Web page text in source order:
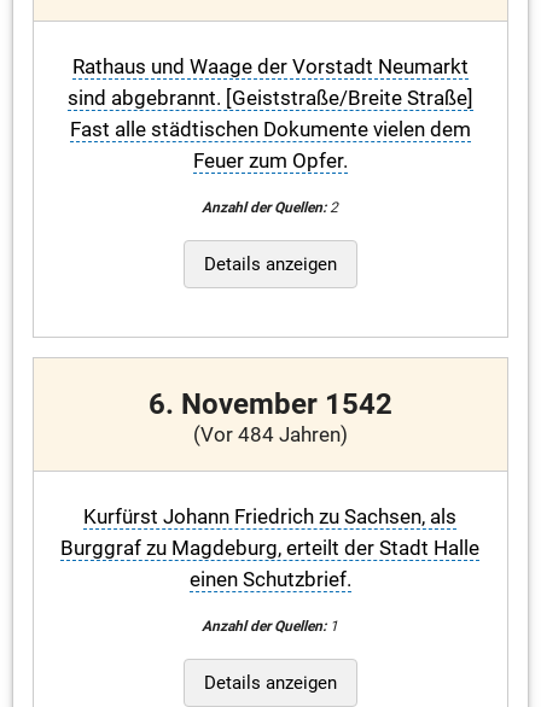
Rathaus und Waage der Vorstadt Neumarkt
sind abgebrannt. [Geiststraße/Breite Straße]
Fast alle städtischen Dokumente vielen dem
Feuer zum Opfer.
Anzahl der Quellen:2
Details anzeigen
6. November 1542
(Vor 484 Jahren)
Kurfürst Johann Friedrich zu Sachsen, als
Burggraf zu Magdeburg, erteilt der Stadt Halle
einen Schutzbrief.
Anzahl der Quellen:1
Details anzeigen